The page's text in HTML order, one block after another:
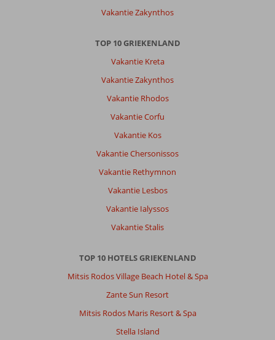
Vakantie Zakynthos
TOP 10 GRIEKENLAND
Vakantie Kreta
Vakantie Zakynthos
Vakantie Rhodos
Vakantie Corfu
Vakantie Kos
Vakantie Chersonissos
Vakantie Rethymnon
Vakantie Lesbos
Vakantie Ialyssos
Vakantie Stalis
TOP 10 HOTELS GRIEKENLAND
Mitsis Rodos Village Beach Hotel & Spa
Zante Sun Resort
Mitsis Rodos Maris Resort & Spa
Stella Island